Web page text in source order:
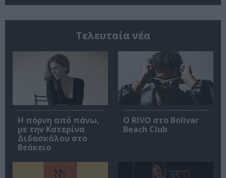
Τελευταία νέα
Η πόρνη από πάνω,
με την Κατερίνα
Διδασκάλου στο
Βεάκειο
Ο RIVO στο Bolivar
Beach Club